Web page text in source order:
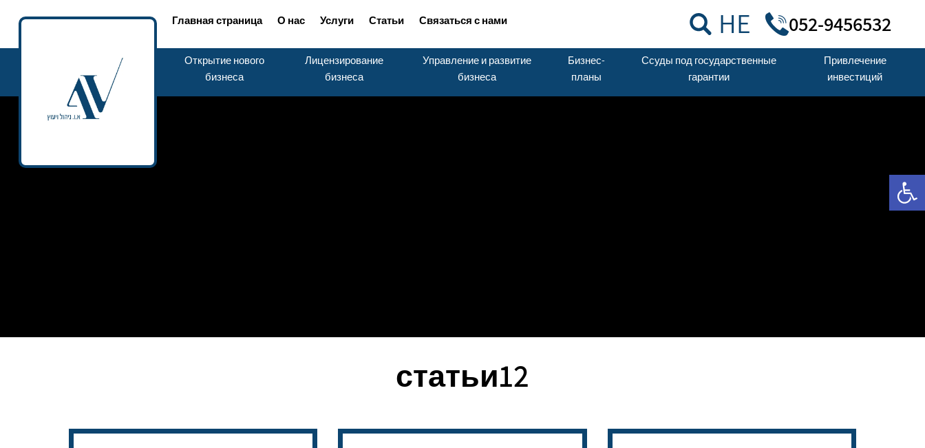
Главная страница О нас Услуги Статьи Связаться с нами HE 052-9456532
Открытие нового
бизнеса
Лицензирование
бизнеса
Управление и развитие
бизнеса
Бизнес-
планы
Ссуды под государственные
гарантии
Привлечение
инвестиций
статьи12